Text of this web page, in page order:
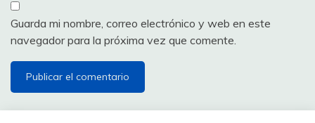
Guarda mi nombre, correo electrónico y web en este
navegador para la próxima vez que comente.